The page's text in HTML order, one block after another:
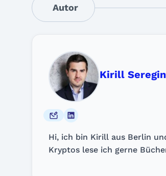
Autor
Kirill Seregin
Hi, ich bin Kirill aus Berlin
Kryptos lese ich gerne